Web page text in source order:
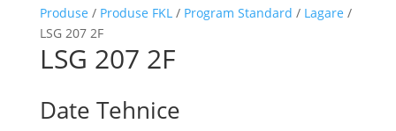
Produse / Produse FKL/ Program Standard / Lagare /
LSG 207 2F
LSG 207 2F
Date Tehnice